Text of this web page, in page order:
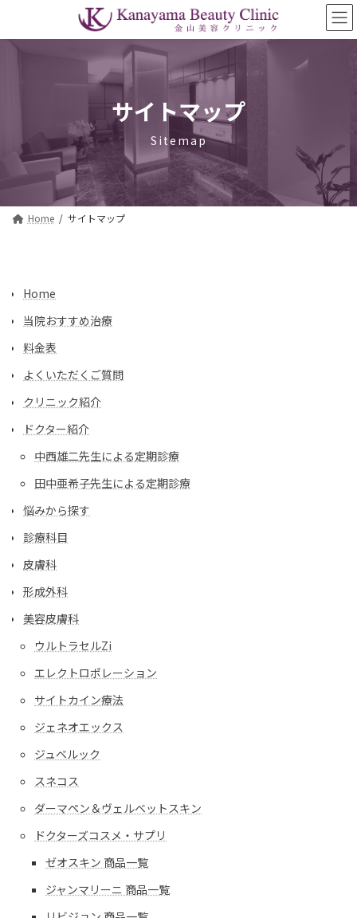
テ
ゲ
サイトマップ
Sitemap
Home サイトマップ
Home
当院おすすめ治療
料金表
よくいただくご質問
クリニック紹介
ドクター紹介
中西雄二先生による定期診療
田中亜希子先生による定期診療
悩みから探す
診療科目
皮膚科
形成外科
美容皮膚科
ウルトラセルZi
エレクトロポレーション
サイトカイン療法
ジェネオエックス
ジュベルック
スネコス
ダーマペン＆ヴェルベットスキン
ドクターズコスメ・サプリ
ゼオスキン 商品一覧
ジャンマリーニ 商品一覧